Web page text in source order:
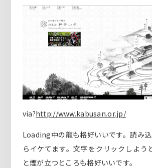
via?http://www.kabusan.or.jp/
Loading中の龍も格好いいです。読み
らイケてます。文字をクリックしよう
と煙が立つところも格好いいです。